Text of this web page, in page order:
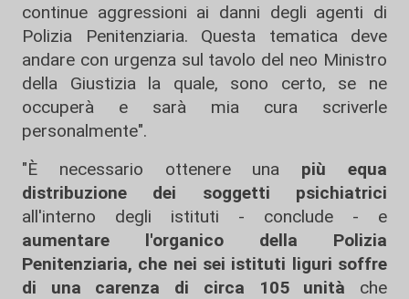
continue aggressioni ai danni degli agenti di
Polizia Penitenziaria. Questa tematica deve
andare con urgenza sul tavolo del neo Ministro
della Giustizia la quale, sono certo, se ne
occuperà e sarà mia cura scriverle
personalmente".
"È necessario ottenere una più equa
distribuzione dei soggetti psichiatrici
all'interno degli istituti - conclude - e
aumentare l'organico della Polizia
Penitenziaria, che nei sei istituti liguri soffre
di una carenza di circa 105 unità che